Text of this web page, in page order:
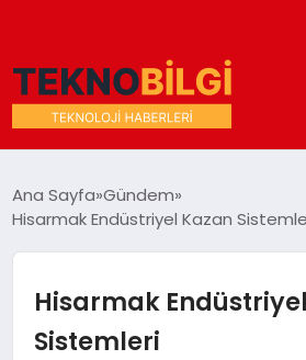
EĞITIM
EKONOMI
Ana Sayfa Gündem
Hisarmak Endüstriyel Kazan
Hisarmak
Sistemleri